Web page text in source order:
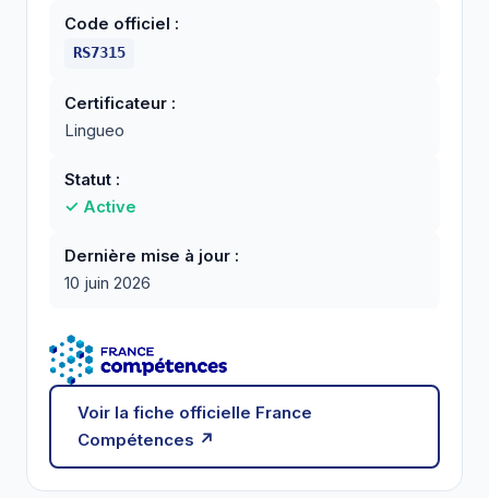
Code officiel :
RS7315
Certificateur :
Lingueo
Statut :
✓ Active
Dernière mise à jour :
10 juin 2026
Voir la fiche officielle France
Compétences ↗